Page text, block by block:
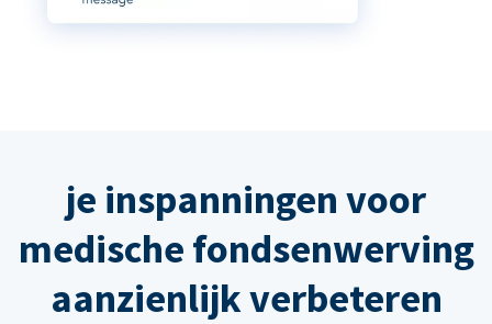
je inspanningen voor
medische fondsenwerving
aanzienlijk verbeteren